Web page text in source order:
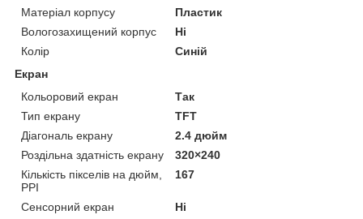
Матеріал корпусу
Пластик
Вологозахищений корпус
Ні
Колір
Синій
Екран
Кольоровий екран
Так
Тип екрану
TFT
Діагональ екрану
2.4 дюйм
Роздільна здатність екрану
320×240
Кількість пікселів на дюйм,
PPI
167
Сенсорний екран
Ні